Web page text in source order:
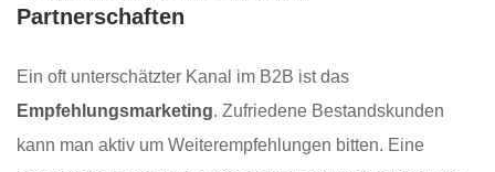
Partnerschaften
Ein oft unterschätzter Kanal im B2B ist das
Empfehlungsmarketing. Zufriedene Bestandskunden
kann man aktiv um Weiterempfehlungen bitten. Eine